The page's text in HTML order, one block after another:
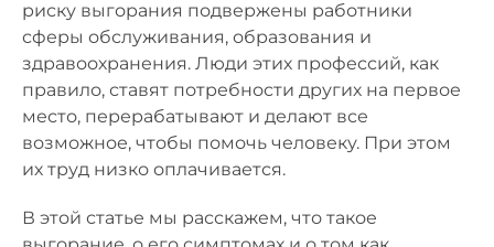
риску выгорания подвержены работники
сферы обслуживания, образования и
здравоохранения. Люди этих профессий, как
правило, ставят потребности других на первое
место, перерабатывают и делают все
возможное, чтобы помочь человеку. При этом
их труд низко оплачивается.
В этой статье мы расскажем, что такое